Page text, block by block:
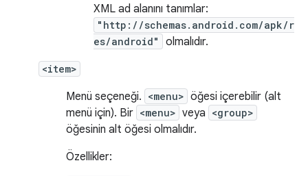
XML ad alanını tanımlar:
"http://schemas.android.com/apk/r
es/android"
olmalıdır.
<item>
Menü seçeneği. <menu> öğesi içerebilir (alt
menü için). Bir <menu> veya <group>
öğesinin alt öğesi olmalıdır.
Özellikler: